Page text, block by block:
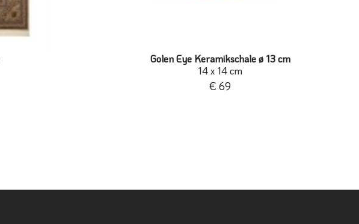
Golen Eye Keramikschale ø 13 cm
14 x 14 cm
€ 69